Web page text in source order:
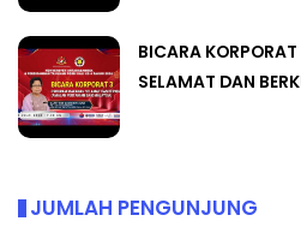
BICARA
SELAMAT DAN
JUMLAH PENGUNJUNG